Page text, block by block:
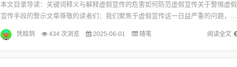
本文目录导读：关键词释义与解释虚假宣传的危害如何防范虚假宣传关于警惕虚假
宣传手段的警示文章尊敬的读者们：我们聚焦于虚假宣传这一日益严重的问题，特
别是以“2025港六今晚开奖记录”等关键词为引子，向大家揭示虚假宣传的真...
阅读全文
凭晗玥 434 次浏览 2025-06-01 随笔